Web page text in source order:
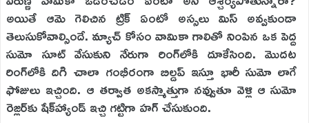
అయితే ఆమె గెలిచిన ట్రిక్ ఏంటో అస్సలు మిస్ అవ్వకుండా
తెలుసుకోవాల్సిందే. మ్యాచ్ కోసం వామికా గాలితో నింపిన ఒక పెద్ద
సుమో సూట్ వేసుకుని నేరుగా రింగ్‌లోకి దూకేసింది. మొదట
రింగ్‌లోకి దిగి చాలా గంభీరంగా బిల్డప్ ఇస్తూ భారీ సుమో లాగే
ఫోజులు ఇచ్చింది. ఆ తర్వాత అకస్మాత్తుగా నవ్వుతూ వెళ్లి ఆ సుమో
రెజ్లర్‌కు షేక్‌హ్యాండ్ ఇచ్చి గట్టిగా హగ్ చేసుకుంది.